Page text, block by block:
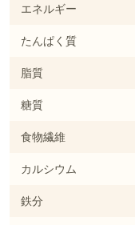
エネルギー
たんぱく質
脂質
糖質
食物繊維
カルシウム
鉄分